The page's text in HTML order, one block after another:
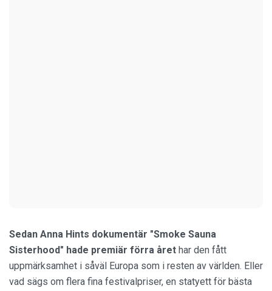
Sedan Anna Hints dokumentär "Smoke Sauna
Sisterhood" hade premiär förra året har den fått
uppmärksamhet i såväl Europa som i resten av världen. Eller
vad sägs om flera fina festivalpriser, en statyett för bästa